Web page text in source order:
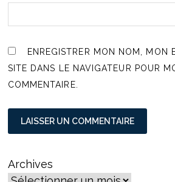
ENREGISTRER MON NOM, MON
SITE DANS LE NAVIGATEUR POUR
COMMENTAIRE.
Archives